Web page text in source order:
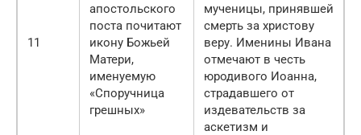
11
апостольского
поста почитают
икону Божьей
Матери,
именуемую
«Споручница
грешных»
мученицы, принявшей
смерть за христову
веру. Именины Ивана
отмечают в честь
юродивого Иоанна,
страдавшего от
издевательств за
аскетизм и